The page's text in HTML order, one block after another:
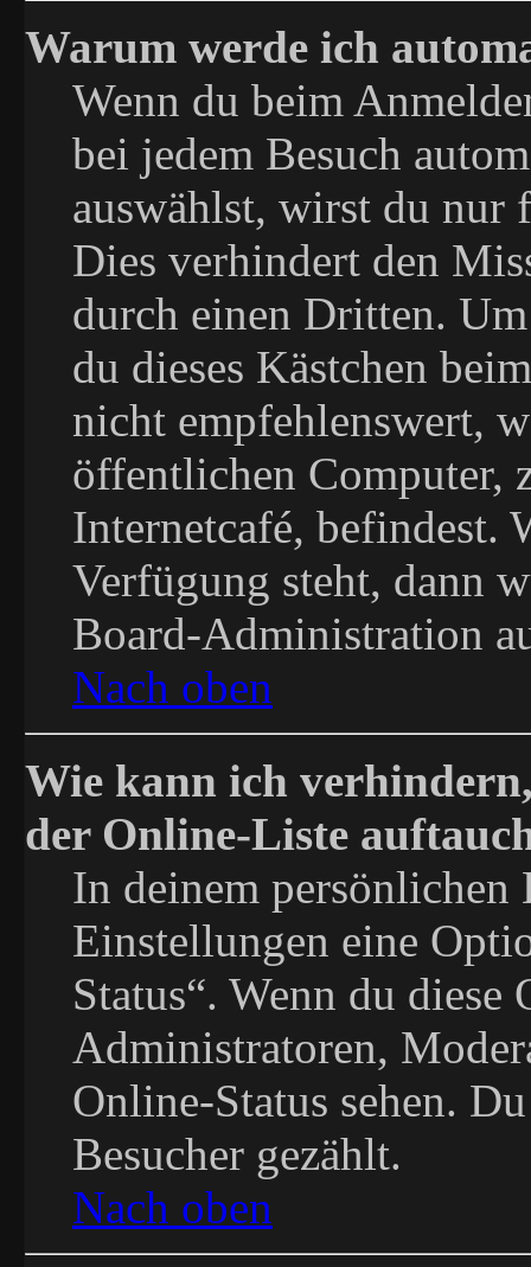
Warum werde ich
Wenn du beim
bei jedem Besuch
auswählst, wirst du nur
Dies verhindert den
durch einen Dritten.
du dieses Kästchen
nicht empfehlenswert,
öffentlichen Computer,
Internetcafé, befindest.
Verfügung steht, dann
Board-Administration
Nach oben
Wie kann ich
der Online-Liste
In deinem
Einstellungen eine
Status“. Wenn du
Administratoren,
Online-Status sehen.
Besucher gezählt.
Nach oben